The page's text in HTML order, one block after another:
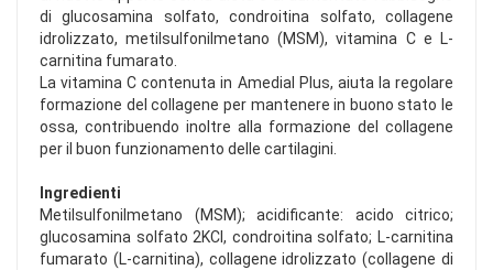
di glucosamina solfato, condroitina solfato, collagene
idrolizzato, metilsulfonilmetano (MSM), vitamina C e L-
carnitina fumarato.
La vitamina C contenuta in Amedial Plus, aiuta la regolare
formazione del collagene per mantenere in buono stato le
ossa, contribuendo inoltre alla formazione del collagene
per il buon funzionamento delle cartilagini.
Ingredienti
Metilsulfonilmetano (MSM); acidificante: acido citrico;
glucosamina solfato 2KCl, condroitina solfato; L-carnitina
fumarato (L-carnitina), collagene idrolizzato (collagene di